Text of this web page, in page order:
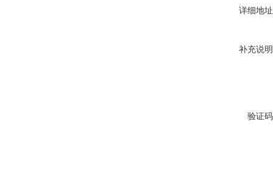
详细地
补充说
验证